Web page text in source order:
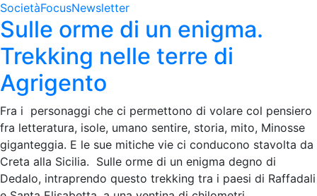
SocietàFocusNewsletter
Sulle orme di un enigma.
Trekking nelle terre di
Agrigento
Fra i personaggi che ci permettono di volare col pensiero
fra letteratura, isole, umano sentire, storia, mito, Minosse
giganteggia. E le sue mitiche vie ci conducono stavolta da
Creta alla Sicilia. Sulle orme di un enigma degno di
Dedalo, intraprendo questo trekking tra i paesi di Raffadali